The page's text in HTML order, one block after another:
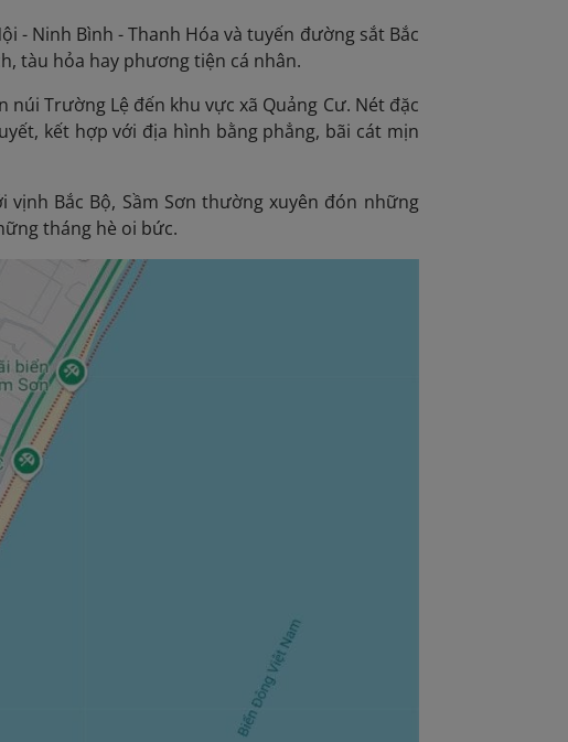
- Ninh Bình - Thanh Hóa và tuyến đường sắt Bắc
tàu hỏa hay phương tiện cá nhân.
Trường Lệ đến khu vực xã Quảng Cư. Nét đặc
kết hợp với địa hình bằng phẳng, bãi cát mịn
Bắc Bộ, Sầm Sơn thường xuyên đón những
tháng hè oi bức.